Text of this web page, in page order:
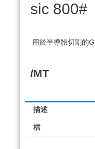
sic 800#
用於半導體切割的
/MT
描述
檔